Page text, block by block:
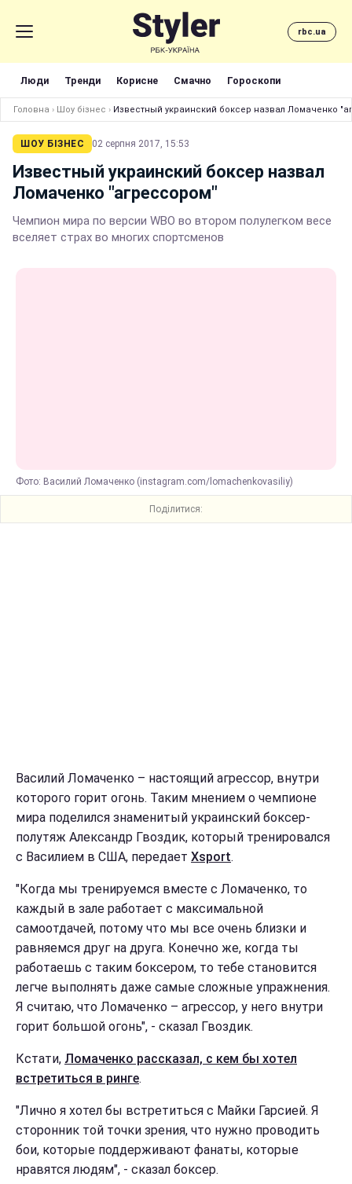
rbc.ua
Люди Тренди Корисне Смачно Гороскопи
Головна › Шоу бізнес › Известный украинский боксер назвал Ломаченко
ШОУ БІЗНЕС 02 серпня 2017, 15:53
Известный украинский боксер назвал
Ломаченко "агрессором"
Чемпион мира по версии WBO во втором полулегком весе
вселяет страх во многих спортсменов
Фото: Василий Ломаченко (instagram.com/lomachenkovasiliy)
Поділитися:
Василий Ломаченко – настоящий агрессор, внутри
которого горит огонь. Таким мнением о чемпионе
мира поделился знаменитый украинский боксер-
полутяж Александр Гвоздик, который тренировался
с Василием в США, передает Xsport.
"Когда мы тренируемся вместе с Ломаченко, то
каждый в зале работает с максимальной
самоотдачей, потому что мы все очень близки и
равняемся друг на друга. Конечно же, когда ты
работаешь с таким боксером, то тебе становится
легче выполнять даже самые сложные упражнения.
Я считаю, что Ломаченко – агрессор, у него внутри
горит большой огонь", - сказал Гвоздик.
Кстати, Ломаченко рассказал, с кем бы хотел
встретиться в ринге.
"Лично я хотел бы встретиться с Майки Гарсией. Я
сторонник той точки зрения, что нужно проводить
бои, которые поддерживают фанаты, которые
нравятся людям", - сказал боксер.